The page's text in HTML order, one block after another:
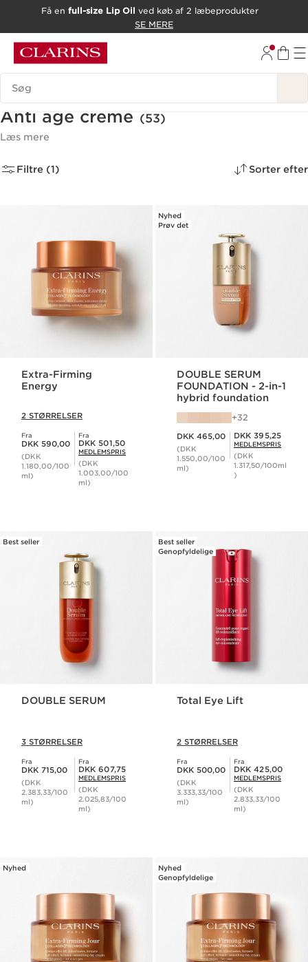
GÅ TIL BUND
Få en full-size Lip Oil ved køb af 2 læbeprodukter
SE MERE
Søgevindue
Anti age creme (53)
Læs mere
Filtre (1) Sorter efter
Extra-Firming
Energy
2 STØRRELSER
Fra
Nuværende pris DKK 590,00
DKK 590,00
(DKK
1.180,00/100
ml)
Fra
Medlemspris DKK 501,50
DKK 501,50
MEDLEMSPRIS
(DKK
1.003,00/100
ml)
Nyhed
Prøv det
DOUBLE SERUM
FOUNDATION - 2-in-1
hybrid foundation
32
DKK 465,00
(DKK
1.550,00/100
ml)
Medlemspris DKK 395,25
DKK 395,25
MEDLEMSPRIS
(DKK
1.317,50/100ml
)
Best seller
DOUBLE SERUM
3 STØRRELSER
Fra
Nuværende pris DKK 715,00
DKK 715,00
(DKK
2.383,33/100
ml)
Fra
Medlemspris DKK 607,75
DKK 607,75
MEDLEMSPRIS
(DKK
2.025,83/100
ml)
Best seller
Genopfyldelige
Total Eye Lift
2 STØRRELSER
Fra
Nuværende pris DKK 500,00
DKK 500,00
(DKK
3.333,33/100
ml)
Fra
Medlemspris DKK 425,00
DKK 425,00
MEDLEMSPRIS
(DKK
2.833,33/100
ml)
Nyhed
Nyhed
Genopfyldelige